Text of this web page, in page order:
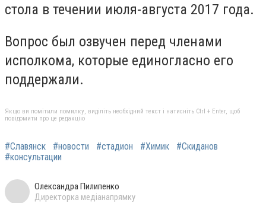
стола в течении июля-августа 2017 года.
Вопрос был озвучен перед членами
исполкома, которые единогласно его
поддержали.
Якщо ви помітили помилку, виділіть необхідний текст і натисніть Ctrl + Enter, щоб
повідомити про це редакцію
#Славянск #новости #стадион #Химик
#Скиданов
#консультации
Олександра Пилипенко
Директорка медіанапрямку